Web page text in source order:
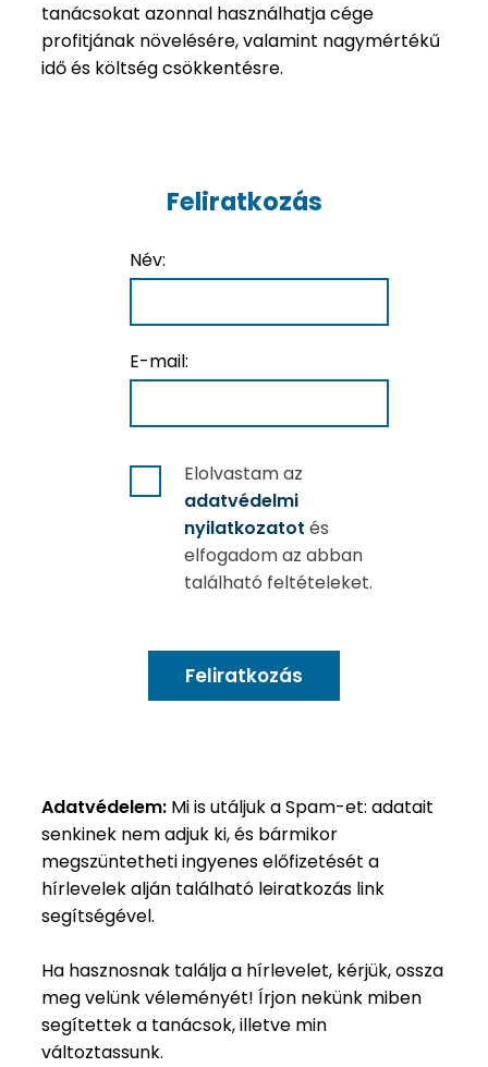
tanácsokat azonnal használhatja cége
profitjának növelésére, valamint nagymértékű
idő és költség csökkentésre.
Feliratkozás
Név:
E-mail:
Elolvastam az
adatvédelmi
nyilatkozatot és
elfogadom az abban
található feltételeket.
Adatvédelem: Mi is utáljuk a Spam-et: adatait
senkinek nem adjuk ki, és bármikor
megszüntetheti ingyenes előfizetését a
hírlevelek alján található leiratkozás link
segítségével.
Ha hasznosnak találja a hírlevelet, kérjük, ossza
meg velünk véleményét! Írjon nekünk miben
segítettek a tanácsok, illetve min
változtassunk.